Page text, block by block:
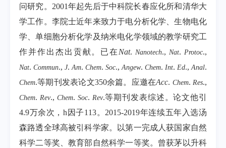
问研究。 2001年起先后于中科院长春应化所和清华大
学工作。李院士近年来致力于电分析化学、生物电化
学、单细胞分析化学及纳米电化学领域的教学研究工
作并作出杰出贡献。已在 Nat. Nanotech., Nat. Protoc.,
Nat. Commun., J. Am. Chem. Soc., Angew. Chem. Int. Ed., Anal.
Chem.等期刊发表论文350余篇。应邀在Acc. Chem. Res.,
Chem. Rev., Chem. Soc. Rev.等期刊发表综述。论文他引
4.9万余次，h 因子113。 2015-2019年连续五年入选汤
森路透全球高被引科学家。以第一完成人获国家自然
科学二等奖、教育部自然科学一等奖。曾获茅以升科